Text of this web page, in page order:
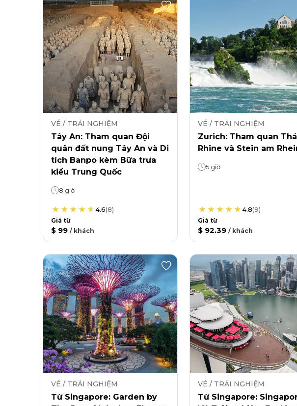
VÉ / TRẢI NGHIỆM
Tây An: Tham quan Đội
quân đất nung Tây An và Di
tích Banpo kèm Bữa trưa
kiểu Trung Quốc
8 giờ
4.6(8)
Giá từ
$ 99 / khách
VÉ / TRẢI NGHIỆM
Zurich: Tham quan
Rhine và Stein am
5 giờ
4.8(9)
Giá từ
$ 92.39 / khách
VÉ / TRẢI NGHIỆM
Từ Singapore: Garden by
VÉ / TRẢI NGHIỆM
Từ Singapore: